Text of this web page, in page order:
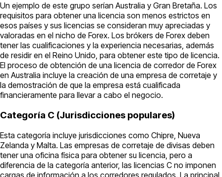
Un ejemplo de este grupo serían Australia y Gran Bretaña. Los
requisitos para obtener una licencia son menos estrictos en
esos países y sus licencias se consideran muy apreciadas y
valoradas en el nicho de Forex. Los brókers de Forex deben
tener las cualificaciones y la experiencia necesarias, además
de residir en el Reino Unido, para obtener este tipo de licencia.
El proceso de obtención de una licencia de corredor de Forex
en Australia incluye la creación de una empresa de corretaje y
la demostración de que la empresa está cualificada
financieramente para llevar a cabo el negocio.
Categoría C (Jurisdicciones populares)
Esta categoría incluye jurisdicciones como Chipre, Nueva
Zelanda y Malta. Las empresas de corretaje de divisas deben
tener una oficina física para obtener su licencia, pero a
diferencia de la categoría anterior, las licencias C no imponen
cargas de información a los corredores regulados. La principal